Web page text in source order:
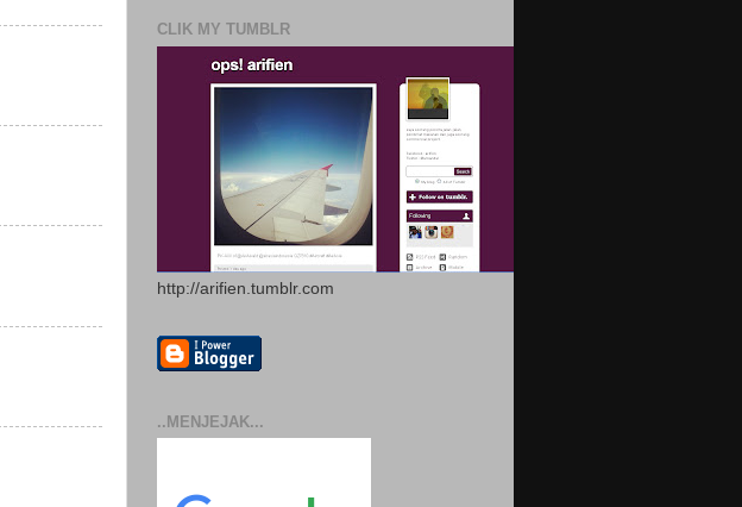
CLIK MY TUMBLR
http://arifien.tumblr.com
..MENJEJAK...